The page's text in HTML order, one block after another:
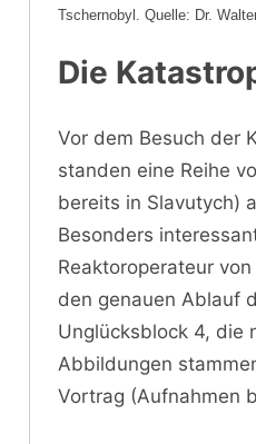
Tschernobyl. Quelle: Dr.
Die
Vor dem Besuch der
standen eine Reihe
bereits in Slavutych)
Besonders
Reaktoroperateur
den genauen Ablauf
Unglücksblock 4, die
Abbildungen
Vortrag (Aufnahmen